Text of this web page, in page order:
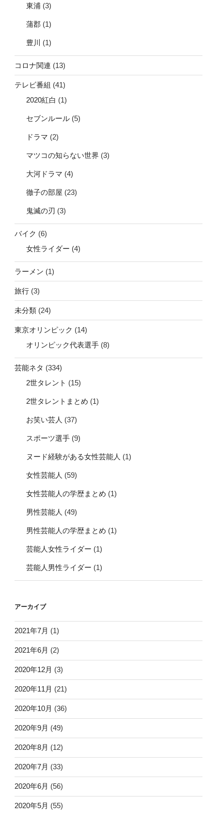
東浦 (3)
蒲郡 (1)
豊川 (1)
コロナ関連 (13)
テレビ番組 (41)
2020紅白 (1)
セブンルール (5)
ドラマ (2)
マツコの知らない世界 (3)
大河ドラマ (4)
徹子の部屋 (23)
鬼滅の刃 (3)
バイク (6)
女性ライダー (4)
ラーメン (1)
旅行 (3)
未分類 (24)
東京オリンピック (14)
オリンピック代表選手 (8)
芸能ネタ (334)
2世タレント (15)
2世タレントまとめ (1)
お笑い芸人 (37)
スポーツ選手 (9)
ヌード経験がある女性芸能人 (1)
女性芸能人 (59)
女性芸能人の学歴まとめ (1)
男性芸能人 (49)
男性芸能人の学歴まとめ (1)
芸能人女性ライダー (1)
芸能人男性ライダー (1)
アーカイブ
2021年7月 (1)
2021年6月 (2)
2020年12月 (3)
2020年11月 (21)
2020年10月 (36)
2020年9月 (49)
2020年8月 (12)
2020年7月 (33)
2020年6月 (56)
2020年5月 (55)